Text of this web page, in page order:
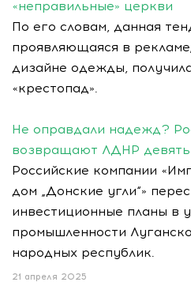
«неправильные» церкви
По его словам, данная
проявляющаяся в
дизайне одежды,
«крестопад».
Не оправдали надежд?
возвращают ЛДНР
Российские компании
дом „Донские угли“»
инвестиционные планы в
промышленности
народных республик.
21 апреля 2025